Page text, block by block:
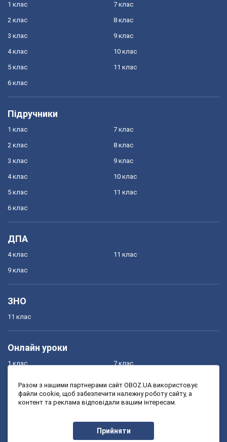
1 клас
2 клас
3 клас
4 клас
5 клас
6 клас
7 клас
8 клас
9 клас
10 клас
11 клас
Підручники
1 клас
2 клас
3 клас
4 клас
5 клас
6 клас
7 клас
8 клас
9 клас
10 клас
11 клас
ДПА
4 клас
9 клас
11 клас
ЗНО
11 клас
Онлайн уроки
1 клас
3 клас
7 клас
9 клас
Разом з нашими партнерами сайт OBOZ.UA використовує
файли cookie, щоб забезпечити належну роботу сайту, а
контент та реклама відповідали вашим інтересам.
Прийняти